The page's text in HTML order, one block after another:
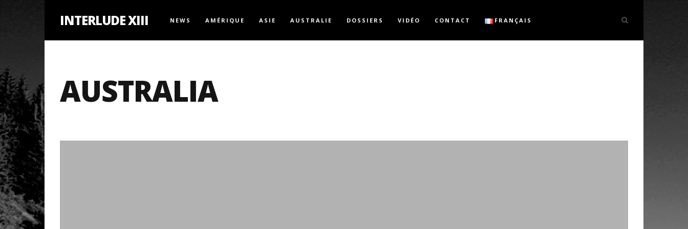
INTERLUDE XIII NEWS AMÉRIQUE ASIE AUSTRALIE DOSSIERS VIDÉO CONTACT FRANÇAIS
AUSTRALIA